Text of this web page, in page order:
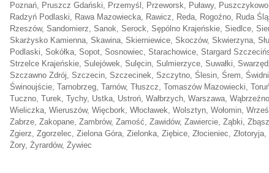
Poznań, Pruszcz Gdański, Przemyśl, Przeworsk, Puławy,
Radzyń Podlaski, Rawa Mazowiecka, Rawicz, Reda, Rogoźno, Ruda
Rzeszów, Sandomierz, Sanok, Serock, Sępólno Krajeńskie, Siedlce,
Skarżysko Kamienna, Skawina, Skierniewice, Skoczów, Skwierzyna,
Podlaski, Sokółka, Sopot, Sosnowiec, Starachowice, Stargard
Strzelce Krajeńskie, Sulejówek, Sulęcin, Sulmierzyce, Suwałki,
Szczawno Zdrój, Szczecin, Szczecinek, Szczytno, Ślesin, Śrem,
Świnoujście, Tarnobrzeg, Tarnów, Tłuszcz, Tomaszów Mazowiecki,
Tuczno, Turek, Tychy, Ustka, Ustroń, Wałbrzych, Warszawa,
Wieliczka, Wieruszów, Więcbork, Włocławek, Wolsztyn, Wołomin,
Zabrze, Zakopane, Zambrów, Zamość, Zawidów, Zawiercie, Ząbki,
Zgierz, Zgorzelec, Zielona Góra, Zielonka, Ziębice, Złocieniec,
Żory, Żyrardów, Żywiec